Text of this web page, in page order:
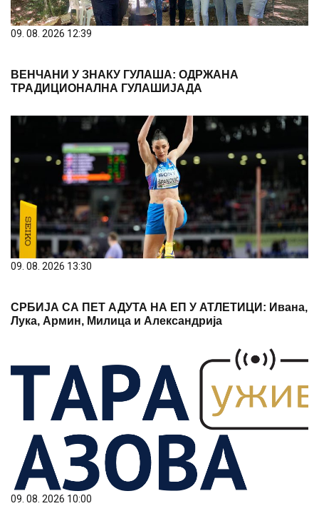
09. 08. 2026 12:39
ВЕНЧАНИ У ЗНАКУ ГУЛАША: ОДРЖАНА
ТРАДИЦИОНАЛНА ГУЛАШИЈАДА
09. 08. 2026 13:30
СРБИЈА СА ПЕТ АДУТА НА ЕП У АТЛЕТИЦИ: Ивана,
Лука, Армин, Милица и Александрија
09. 08. 2026 10:00